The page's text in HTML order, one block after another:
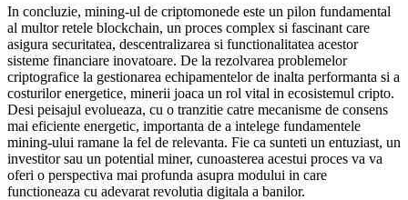
In concluzie, mining-ul de criptomonede este un pilon fundamental
al multor retele blockchain, un proces complex si fascinant care
asigura securitatea, descentralizarea si functionalitatea acestor
sisteme financiare inovatoare. De la rezolvarea problemelor
criptografice la gestionarea echipamentelor de inalta performanta si a
costurilor energetice, minerii joaca un rol vital in ecosistemul cripto.
Desi peisajul evolueaza, cu o tranzitie catre mecanisme de consens
mai eficiente energetic, importanta de a intelege fundamentele
mining-ului ramane la fel de relevanta. Fie ca sunteti un entuziast, un
investitor sau un potential miner, cunoasterea acestui proces va va
oferi o perspectiva mai profunda asupra modului in care
functioneaza cu adevarat revolutia digitala a banilor.